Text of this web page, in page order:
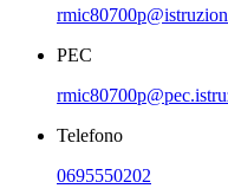
PEC
Telefono
0695550202